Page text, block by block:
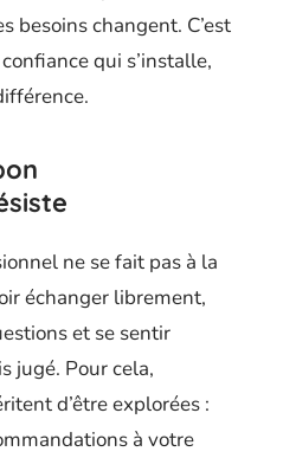
besoins changent. C’est
qui s’installe,
ne se fait pas à la
échanger librement,
et se sentir
jugé. Pour cela,
d’être explorées :
à votre